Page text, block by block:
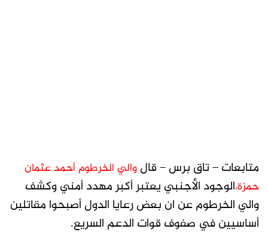
متابعات – تاق برس – قال والي الخرطوم أحمد عثمان
حمزة،الوجود الأجنبي يعتبر أكبر مهدد أمني وكشف
والي الخرطوم عن ان بعض رعايا الدول أصبحوا مقاتلين
أساسيين في صفوف قوات الدعم السريع.